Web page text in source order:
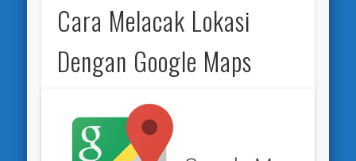
Cara Melacak Lokasi
Dengan Google Maps
Topik.MY.ID – Dengan adanya aplikasi pelacakan,
seseorang dapat dengan mudah mencari
smartphone yang hilang atau ketinggalan terlebih
ada sebuah gps yang memungkinkan di tempel di